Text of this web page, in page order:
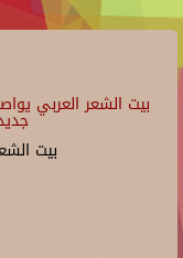
بيت الشعر العربي
بيت